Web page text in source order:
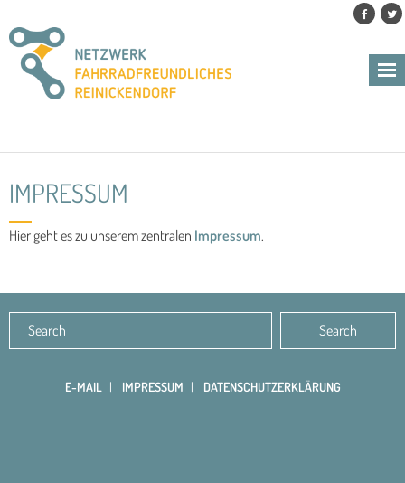
to
content
IMPRESSUM
Hier geht es zu unserem zentralen Impressum.
E-MAIL IMPRESSUM DATENSCHUTZERKLÄRUNG